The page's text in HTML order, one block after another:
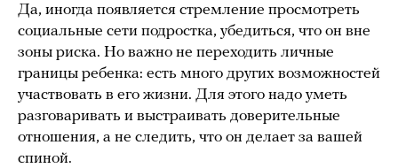
Да, иногда появляется стремление просмотреть
социальные сети подростка, убедиться, что он вне
зоны риска. Но важно не переходить личные
границы ребенка: есть много других возможностей
участвовать в его жизни. Для этого надо уметь
разговаривать и выстраивать доверительные
отношения, а не следить, что он делает за вашей
спиной.